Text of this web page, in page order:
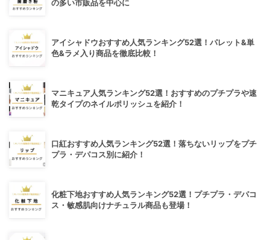
の多い市販品を中心に
アイシャドウおすすめ人気ランキング52選！パレット&単
色&ラメ入り商品を徹底比較！
マニキュア人気ランキング52選！おすすめのプチプラや速
乾タイプのネイルポリッシュを紹介！
口紅おすすめ人気ランキング52選！落ちないリップをプチ
プラ・デパコス別に紹介！
化粧下地おすすめ人気ランキング52選！プチプラ・デパコ
ス・敏感肌向けナチュラル商品も登場！